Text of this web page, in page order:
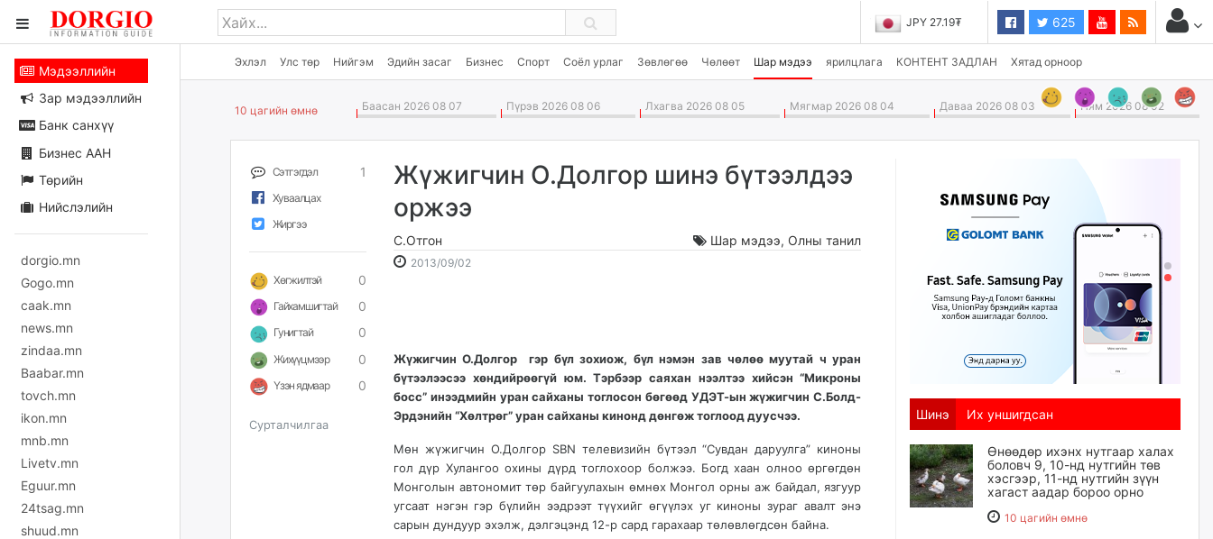
JPY 27.19₮ 625
Эхлэл Улс төр Нийгэм Эдийн засаг Бизнес Спорт Соёл урлаг Зөвлөгөө Чөлөөт Шар мэдээ ярилцлага КОНТЕНТ ЗАДЛАН Хятад орноор
Мэдээллийн
Зар мэдээллийн
Банк санхүү
Бизнес ААН
Төрийн
Нийслэлийн
dorgio.mn
Gogo.mn
caak.mn
news.mn
zindaa.mn
Baabar.mn
tovch.mn
ikon.mn
mnb.mn
Livetv.mn
Eguur.mn
24tsag.mn
shuud.mn
10 цагийн өмнө Баасан 2026 08 07 Пүрэв 2026 08 06 Лхагва 2026 08 05 Мягмар 2026 08 04 Даваа 2026 08 03 Ням 2026 08 02
Сэтгэгдэл 1
Хуваалцах
Жиргээ
Хөгжилтэй 0
Гайхамшигтай 0
Гунигтай 0
Жихүүцмээр 0
Үзэн ядмаар 0
Сурталчилгаа
Жүжигчин О.Долгор шинэ бүтээлдээ
оржээ
С.Отгон Шар мэдээ, Олны танил
2013/09/02
Жүжигчин О.Долгор гэр бүл зохиож, бүл нэмэн зав чөлөө муутай ч уран
бүтээлээсээ хөндийрөөгүй юм. Тэрбээр саяхан нээлтээ хийсэн “Микроны
босс” инээдмийн уран сайханы тоглосон бөгөөд УДЭТ-ын жүжигчин С.Болд-
Эрдэнийн “Хөлтрөг” уран сайханы кинонд дөнгөж тоглоод дуусчээ.
Мөн жүжигчин О.Долгор SBN телевизийн бүтээл “Сувдан даруулга” киноны
гол дүр Хулангоо охины дүрд тоглохоор болжээ. Богд хаан олноо өргөгдөн
Монголын автономит төр байгуулахын өмнөх Монгол орны аж байдал, язгуур
угсаат нэгэн гэр бүлийн ээдрээт түүхийг өгүүлэх уг киноны зураг авалт энэ
сарын дундуур эхэлж, дэлгэцэнд 12-р сард гарахаар төлөвлөгдсөн байна.
Шинэ Их уншигдсан
Өнөөдөр ихэнх нутгаар халах
боловч 9, 10-нд нутгийн төв
хэсгээр, 11-нд нутгийн зүүн
хагаст аадар бороо орно
10 цагийн өмнө